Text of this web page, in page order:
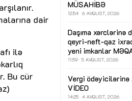
dair
ilə
Bu cür
MÜSAHİBƏ
12:54 6 AVQUST, 2026
Daşıma xərclərinə
qeyri-neft-qaz
yeni imkanlar
11:59 5 AVQUST, 2026
Vergi
VİDEO
14:25 4 AVQUST, 2026